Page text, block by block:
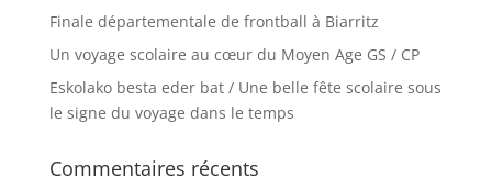
Finale départementale de frontball à Biarritz
Un voyage scolaire au cœur du Moyen Age GS / CP
Eskolako besta eder bat / Une belle fête scolaire sous
le signe du voyage dans le temps
Commentaires récents